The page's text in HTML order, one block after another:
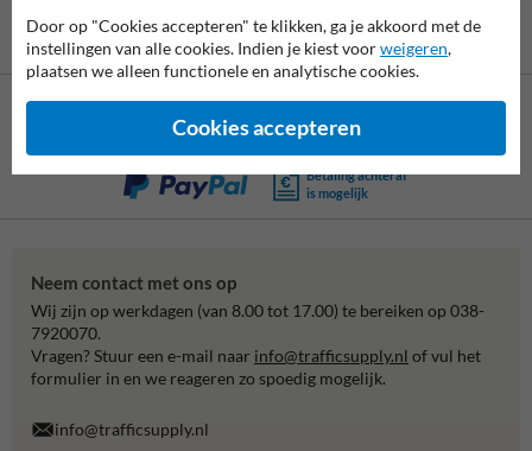
Betaling achteraf
is mogelijk
Neem contact met ons op
Wij zijn op werkdagen (van 8.00 tot 17.00) te bereiken op 038-
7920070.
Vragen? Stuur een e-mail naar info@trafficsupply.nl of vul het
formulier in en we reageren zo spoedig mogelijk.
info@trafficsupply.nl
Door op "Cookies accepteren" te klikken, ga je akkoord met de
instellingen van alle cookies. Indien je kiest voorweigeren,
plaatsen we alleen functionele en analytische cookies.
Cookies accepteren